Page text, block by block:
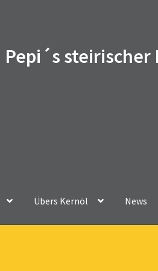
Pepi´s steirischer
Übers Kernöl News